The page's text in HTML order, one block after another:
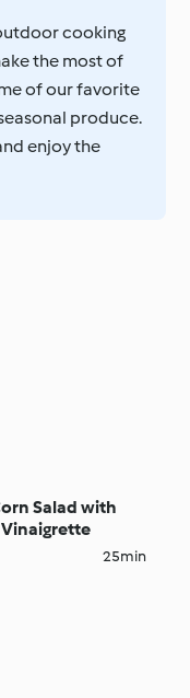
cooking
the most of
of our favorite
produce.
enjoy the
Salad with
25min